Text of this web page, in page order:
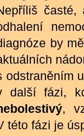
časté,
by
odstraněním
další fázi,
,
této fázi je